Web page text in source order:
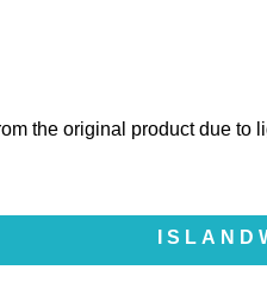
the original product due to